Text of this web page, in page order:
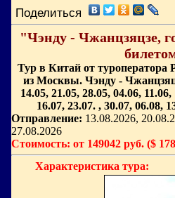
Поделиться
"Чэнду - Чжанцзяцзе,
Тур в Китай от туроператора
из Москвы. Чэнду -
14.05, 21.05, 28.05, 04.06,
16.07, 23.07. , 30.07, 06.08,
Отправление: 13.08.2026,
27.08.2026
Стоимость: от 149042 руб. ($
Характеристика тура: